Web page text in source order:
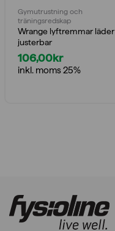
Gymutrustning och
träningsredskap
Wrange lyftremmar läder
justerbar
106,00kr
inkl. moms 25%